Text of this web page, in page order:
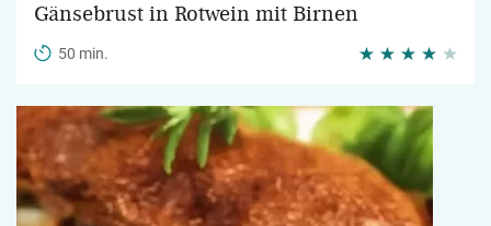
Gänsebrust in Rotwein mit Birnen
50 min.